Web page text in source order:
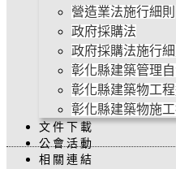
營造業法施行細則
政府採購法
政府採購法施行細
彰化縣建築管理自
彰化縣建築物工
彰化縣建築物施
文件下載
公會活動
相關連結